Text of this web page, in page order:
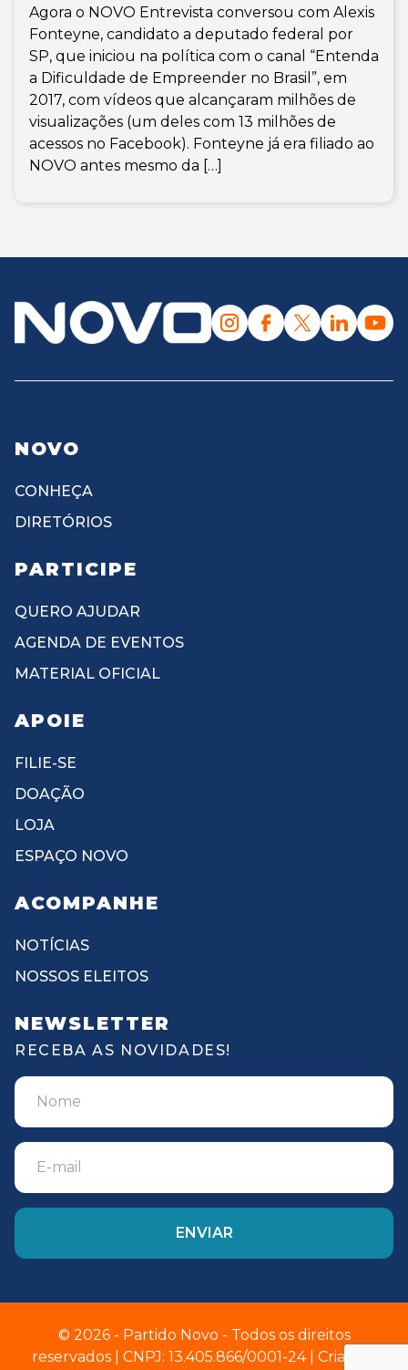
Agora o NOVO Entrevista conversou com Alexis
Fonteyne, candidato a deputado federal por
SP, que iniciou na política com o canal “Entenda
a Dificuldade de Empreender no Brasil”, em
2017, com vídeos que alcançaram milhões de
visualizações (um deles com 13 milhões de
acessos no Facebook). Fonteyne já era filiado ao
NOVO antes mesmo da […]
NOVO
CONHEÇA
DIRETÓRIOS
PARTICIPE
QUERO AJUDAR
AGENDA DE EVENTOS
MATERIAL OFICIAL
APOIE
FILIE-SE
DOAÇÃO
LOJA
ESPAÇO NOVO
ACOMPANHE
NOTÍCIAS
NOSSOS ELEITOS
NEWSLETTER
RECEBA AS NOVIDADES!
© 2026 - Partido Novo - Todos os direitos
reservados | CNPJ: 13.405.866/0001-24 | Criado e